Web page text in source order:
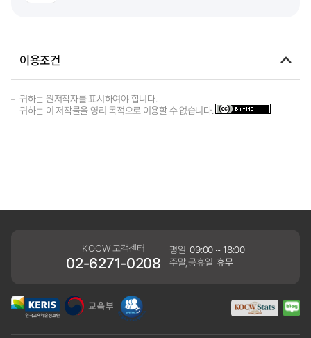
이용조건
귀하는 원저작자를 표시하여야 합니다.
귀하는 이 저작물을 영리 목적으로 이용할 수 없습니다.
KOCW 고객센터
02-6271-0208
평일 09:00 ~ 18:00
주말,공휴일 휴무